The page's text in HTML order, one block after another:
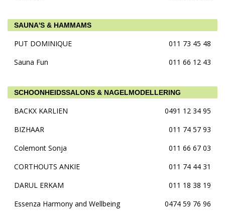
SAUNA'S & HAMMAMS
PUT DOMINIQUE
011 73 45 48
Sauna Fun
011 66 12 43
SCHOONHEIDSSALONS & NAGELMODELLERING
BACKX KARLIEN
0491 12 34 95
BIZHAAR
011 74 57 93
Colemont Sonja
011 66 67 03
CORTHOUTS ANKIE
011 74 44 31
DARUL ERKAM
011 18 38 19
Essenza Harmony and Wellbeing
0474 59 76 96